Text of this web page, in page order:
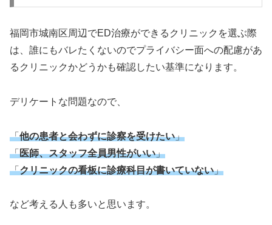
福岡市城南区周辺でED治療ができるクリニックを選ぶ際
は、誰にもバレたくないのでプライバシー面への配慮があ
るクリニックかどうかも確認したい基準になります。
デリケートな問題なので、
「他の患者と会わずに診察を受けたい」
「医師、スタッフ全員男性がいい」
「クリニックの看板に診療科目が書いていない」
など考える人も多いと思います。